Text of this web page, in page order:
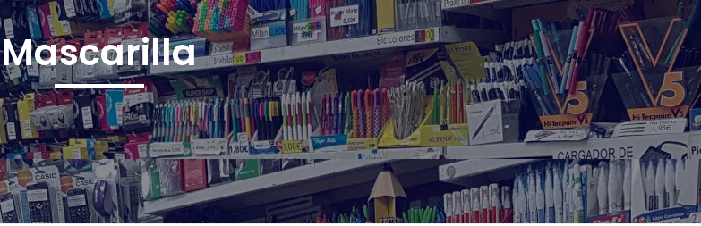
Mascarilla